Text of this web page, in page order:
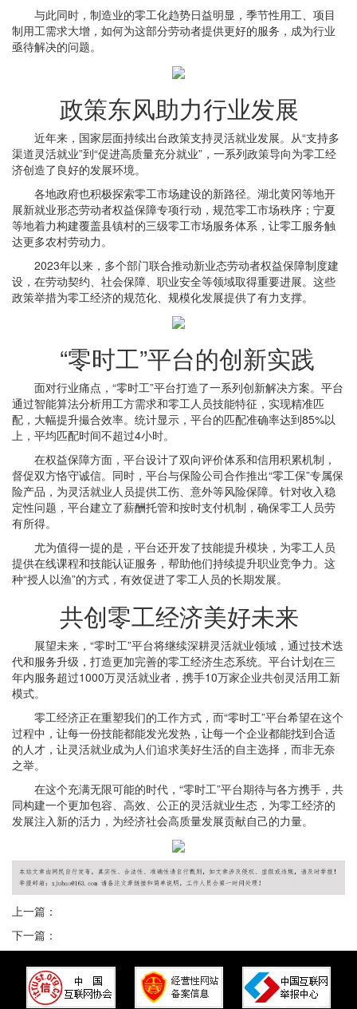
与此同时，制造业的零工化趋势日益明显，季节性用工、项目
制用工需求大增，如何为这部分劳动者提供更好的服务，成为行业
亟待解决的问题。
政策东风助力行业发展
近年来，国家层面持续出台政策支持灵活就业发展。从“支持多
渠道灵活就业”到“促进高质量充分就业”，一系列政策导向为零工经
济创造了良好的发展环境。
各地政府也积极探索零工市场建设的新路径。湖北黄冈等地开
展新就业形态劳动者权益保障专项行动，规范零工市场秩序；宁夏
等地着力构建覆盖县镇村的三级零工市场服务体系，让零工服务触
达更多农村劳动力。
2023年以来，多个部门联合推动新业态劳动者权益保障制度建
设，在劳动契约、社会保障、职业安全等领域取得重要进展。这些
政策举措为零工经济的规范化、规模化发展提供了有力支撑。
“零时工”平台的创新实践
面对行业痛点，“零时工”平台打造了一系列创新解决方案。平台
通过智能算法分析用工方需求和零工人员技能特征，实现精准匹
配，大幅提升撮合效率。统计显示，平台的匹配准确率达到85%以
上，平均匹配时间不超过4小时。
在权益保障方面，平台设计了双向评价体系和信用积累机制，
督促双方恪守诚信。同时，平台与保险公司合作推出“零工保”专属保
险产品，为灵活就业人员提供工伤、意外等风险保障。针对收入稳
定性问题，平台建立了薪酬托管和按时支付机制，确保零工人员劳
有所得。
尤为值得一提的是，平台还开发了技能提升模块，为零工人员
提供在线课程和技能认证服务，帮助他们持续提升职业竞争力。这
种“授人以渔”的方式，有效促进了零工人员的长期发展。
共创零工经济美好未来
展望未来，“零时工”平台将继续深耕灵活就业领域，通过技术迭
代和服务升级，打造更加完善的零工经济生态系统。平台计划在三
年内服务超过1000万灵活就业者，携手10万家企业共创灵活用工新
模式。
零工经济正在重塑我们的工作方式，而“零时工”平台希望在这个
过程中，让每一份技能都能发光发热，让每一个企业都能找到合适
的人才，让灵活就业成为人们追求美好生活的自主选择，而非无奈
之举。
在这个充满无限可能的时代，“零时工”平台期待与各方携手，共
同构建一个更加包容、高效、公正的灵活就业生态，为零工经济的
发展注入新的活力，为经济社会高质量发展贡献自己的力量。
上一篇：
下一篇：